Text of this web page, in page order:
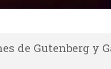
de Gutenberg y